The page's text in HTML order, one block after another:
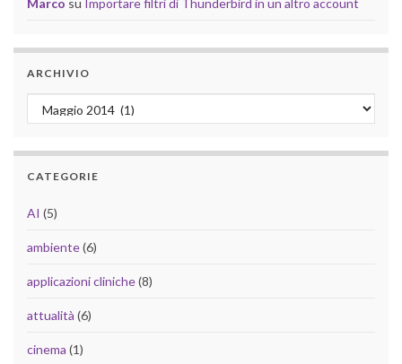
ARCHIVIO
Archivio
CATEGORIE
AI (5)
ambiente(6)
applicazioni cliniche(8)
attualità (6)
cinema (1)